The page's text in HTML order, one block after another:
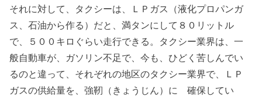
それに対して、タクシーは、ＬＰガス（液化プロパンガ
ス、石油から作る）だと、満タンにして８０リットル
で、５００キロぐらい走行できる。タクシー業界は、一
般自動車が、ガソリン不足で、今も、ひどく苦しんでい
るのと違って、それぞれの地区のタクシー業界で、ＬＰ
ガスの供給量を、強靭（きょうじん）に 確保してい